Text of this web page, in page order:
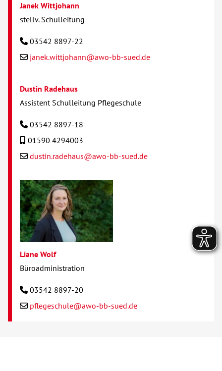
Janek Wittjohann
stellv. Schulleitung
03542 8897-22
janek.wittjohann@awo-bb-sued.de
Dustin Radehaus
Assistent Schulleitung Pflegeschule
03542 8897-18
01590 4294003
dustin.radehaus@awo-bb-sued.de
Liane Wolf
Büroadministration
03542 8897-20
pflegeschule@awo-bb-sued.de